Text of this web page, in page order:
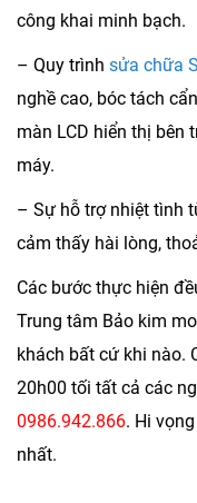
công khai minh bạch.
– Quy trình sửa chữa
nghề cao, bóc tách
màn LCD hiển thị bên
máy.
– Sự hỗ trợ nhiệt tình
cảm thấy hài lòng,
Các bước thực hiện
Trung tâm Bảo kim
khách bất cứ khi nào.
20h00 tối tất cả các
0986.942.866. Hi
nhất.